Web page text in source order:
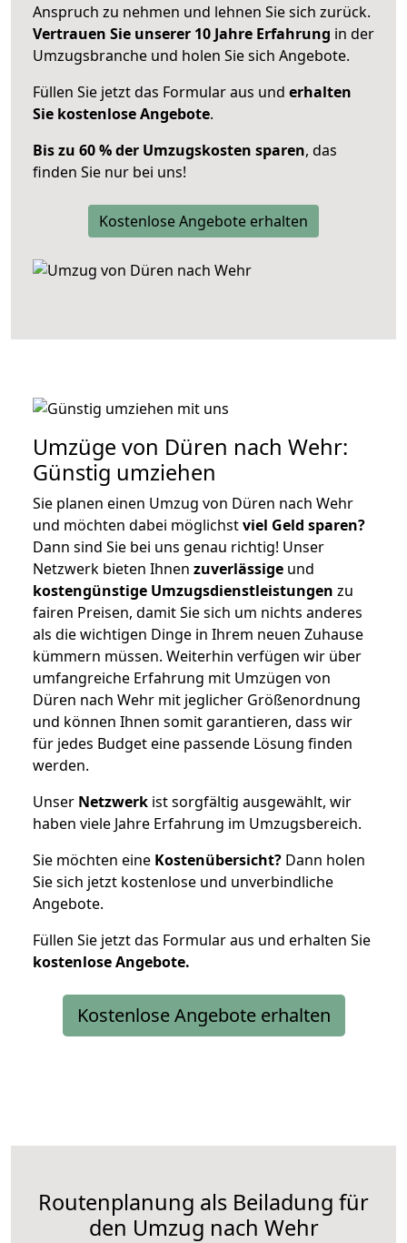
Anspruch zu nehmen und lehnen Sie sich zurück.
Vertrauen Sie unserer 10 Jahre Erfahrung in der
Umzugsbranche und holen Sie sich Angebote.
Füllen Sie jetzt das Formular aus und erhalten
Sie kostenlose Angebote.
Bis zu 60 % der Umzugskosten sparen, das
finden Sie nur bei uns!
Kostenlose Angebote erhalten
Umzüge von Düren nach Wehr:
Günstig umziehen
Sie planen einen Umzug von Düren nach Wehr
und möchten dabei möglichstviel Geld sparen?
Dann sind Sie bei uns genau richtig! Unser
Netzwerk bieten Ihnen zuverlässige und
kostengünstige Umzugsdienstleistungen zu
fairen Preisen, damit Sie sich um nichts anderes
als die wichtigen Dinge in Ihrem neuen Zuhause
kümmern müssen. Weiterhin verfügen wir über
umfangreiche Erfahrung mit Umzügen von
Düren nach Wehr mit jeglicher Größenordnung
und können Ihnen somit garantieren, dass wir
für jedes Budget eine passende Lösung finden
werden.
Unser Netzwerk ist sorgfältig ausgewählt, wir
haben viele Jahre Erfahrung im Umzugsbereich.
Sie möchten eine Kostenübersicht? Dann holen
Sie sich jetzt kostenlose und unverbindliche
Angebote.
Füllen Sie jetzt das Formular aus und erhalten Sie
kostenloseAngebote.
Kostenlose Angebote erhalten
Routenplanung als Beiladung für
den Umzug nach Wehr